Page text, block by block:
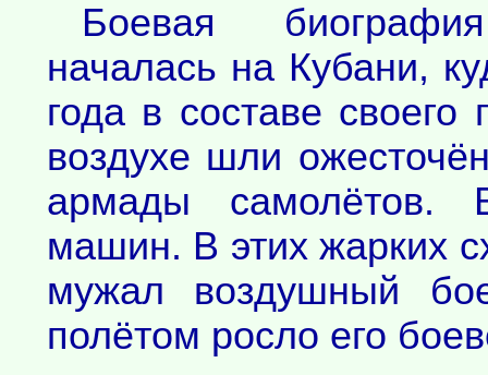
Боевая
началась на Кубани,
года в составе
воздухе шли
армады самолётов.
машин. В этих жарких
мужал воздушный
полётом росло его